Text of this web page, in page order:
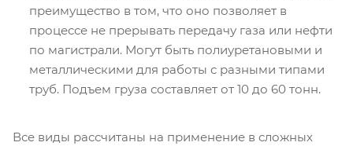
преимущество в том, что оно позволяет в
процессе не прерывать передачу газа или нефти
по магистрали. Могут быть полиуретановыми и
металлическими для работы с разными типами
труб. Подъем груза составляет от 10 до 60 тонн.
Все виды рассчитаны на применение в сложных